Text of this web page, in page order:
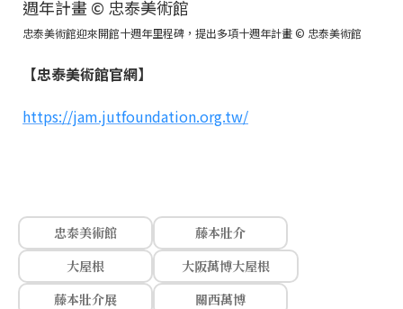
忠泰美術館迎來開館十週年里程碑，提出多項十週年計畫 © 忠泰美術館
【忠泰美術館官網】
https://jam.jutfoundation.org.tw/
忠泰美術館
藤本壯介
大屋根
大阪萬博大屋根
藤本壯介展
關西萬博